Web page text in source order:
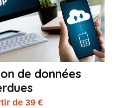
de données
de 39 €